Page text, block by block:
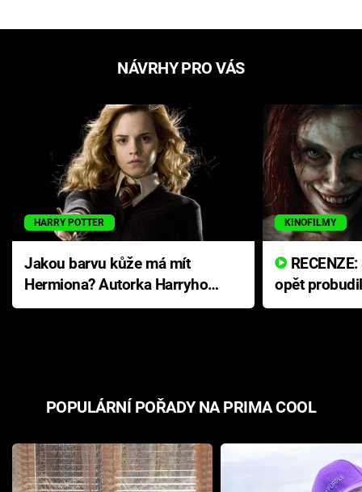
NÁVRHY PRO VÁS
HARRY POTTER
Jakou barvu kůže má mít
Hermiona? Autorka Harryho
Pottera přišla s ráznou
KINOFILMY
opět
přichází s
POPULÁRNÍ POŘADY NA PRIMA COOL